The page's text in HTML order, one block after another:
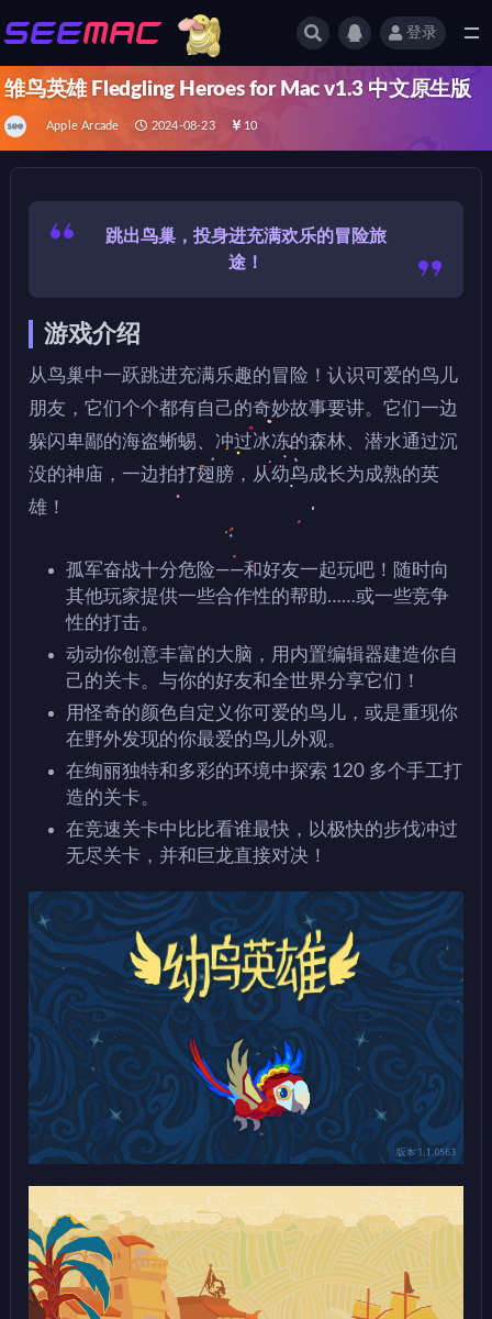
登录
雏鸟英雄 Fledgling Heroes for Mac v1.3 中文原生版
Apple Arcade 2024-08-23 10
跳出鸟巢，投身进充满欢乐的冒险旅
途！
游戏介绍
从鸟巢中一跃跳进充满乐趣的冒险！认识可爱的鸟儿
朋友，它们个个都有自己的奇妙故事要讲。它们一边
躲闪卑鄙的海盗蜥蜴、冲过冰冻的森林、潜水通过沉
没的神庙，一边拍打翅膀，从幼鸟成长为成熟的英
雄！
孤军奋战十分危险——和好友一起玩吧！随时向
其他玩家提供一些合作性的帮助……或一些竞争
性的打击。
动动你创意丰富的大脑，用内置编辑器建造你自
己的关卡。与你的好友和全世界分享它们！
用怪奇的颜色自定义你可爱的鸟儿，或是重现你
在野外发现的你最爱的鸟儿外观。
在绚丽独特和多彩的环境中探索 120 多个手工打
造的关卡。
在竞速关卡中比比看谁最快，以极快的步伐冲过
无尽关卡，并和巨龙直接对决！